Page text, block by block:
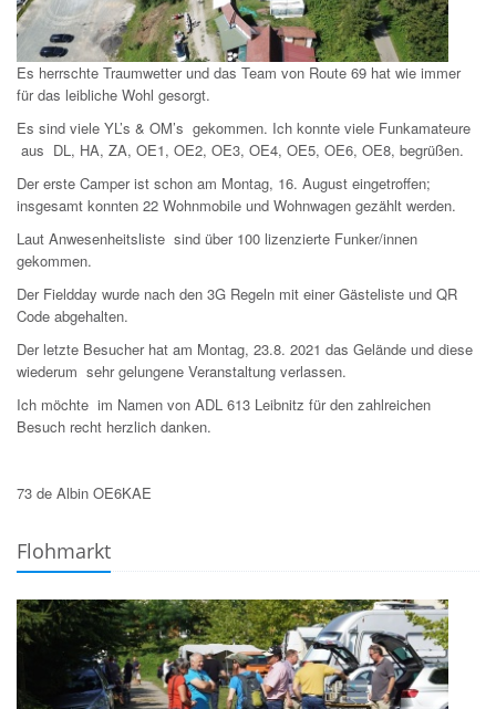
Es herrschte Traumwetter und das Team von Route 69 hat wie immer
für das leibliche Wohl gesorgt.
Es sind viele YL’s & OM’s gekommen. Ich konnte viele Funkamateure
aus DL, HA, ZA, OE1, OE2, OE3, OE4, OE5, OE6, OE8, begrüßen.
Der erste Camper ist schon am Montag, 16. August eingetroffen;
insgesamt konnten 22 Wohnmobile und Wohnwagen gezählt werden.
Laut Anwesenheitsliste sind über 100 lizenzierte Funker/innen
gekommen.
Der Fieldday wurde nach den 3G Regeln mit einer Gästeliste und QR
Code abgehalten.
Der letzte Besucher hat am Montag, 23.8. 2021 das Gelände und diese
wiederum sehr gelungene Veranstaltung verlassen.
Ich möchte im Namen von ADL 613 Leibnitz für den zahlreichen
Besuch recht herzlich danken.
73 de Albin OE6KAE
Flohmarkt